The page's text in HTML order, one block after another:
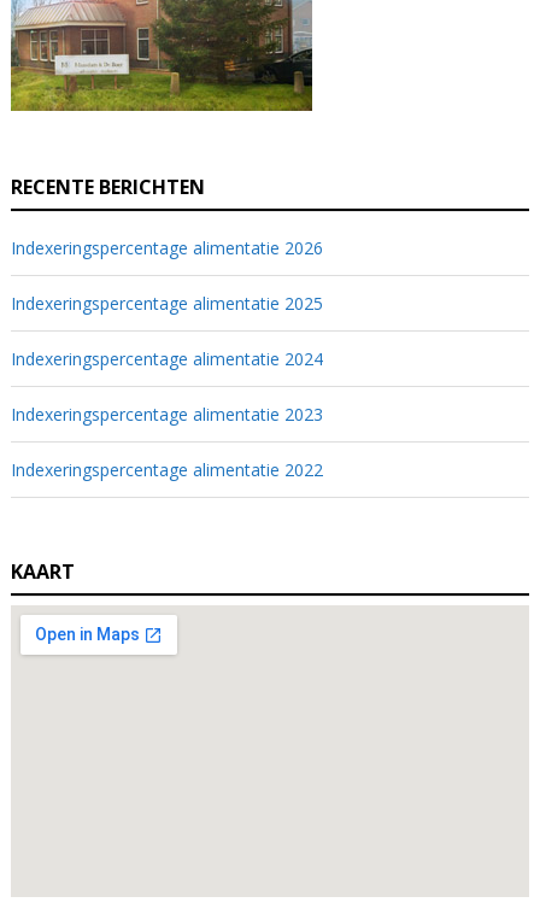
RECENTE BERICHTEN
Indexeringspercentage alimentatie 2026
Indexeringspercentage alimentatie 2025
Indexeringspercentage alimentatie 2024
Indexeringspercentage alimentatie 2023
Indexeringspercentage alimentatie 2022
KAART